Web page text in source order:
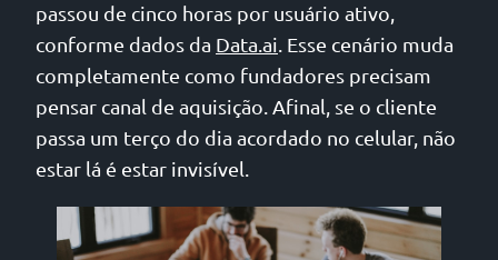
passou de cinco horas por usuário ativo,
conforme dados da Data.ai . Esse cenário muda
completamente como fundadores precisam
pensar canal de aquisição. Afinal, se o cliente
passa um terço do dia acordado no celular, não
estar lá é estar invisível.